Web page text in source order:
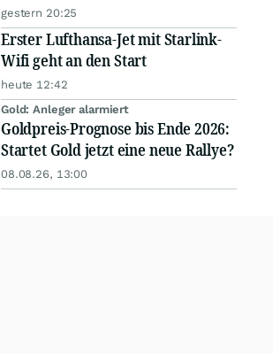
gestern 20:25
Erster Lufthansa-Jet mit Starlink-
Wifi geht an den Start
heute 12:42
Gold: Anleger alarmiert
Goldpreis-Prognose bis Ende 2026:
Startet Gold jetzt eine neue Rallye?
08.08.26, 13:00